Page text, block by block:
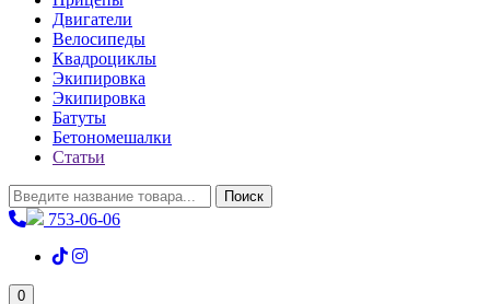
Двигатели
Велосипеды
Квадроциклы
Экипировка
Экипировка
Батуты
Бетономешалки
Статьи
Поиск
753-06-06
0